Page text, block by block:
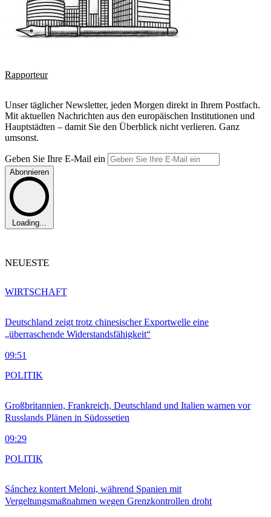
Rapporteur
Unser täglicher Newsletter, jeden Morgen direkt in Ihrem Postfach.
Mit aktuellen Nachrichten aus den europäischen Institutionen und
Hauptstädten – damit Sie den Überblick nicht verlieren. Ganz
umsonst.
Geben Sie Ihre E-Mail ein
Abonnieren
Loading...
NEUESTE
Deutschland zeigt trotz chinesischer Exportwelle eine
„überraschende Widerstandsfähigkeit“
09:51
WIRTSCHAFT
Großbritannien, Frankreich, Deutschland und Italien warnen vor
Russlands Plänen in Südossetien
09:29
POLITIK
Sánchez kontert Meloni, während Spanien mit
Vergeltungsmaßnahmen wegen Grenzkontrollen droht
POLITIK